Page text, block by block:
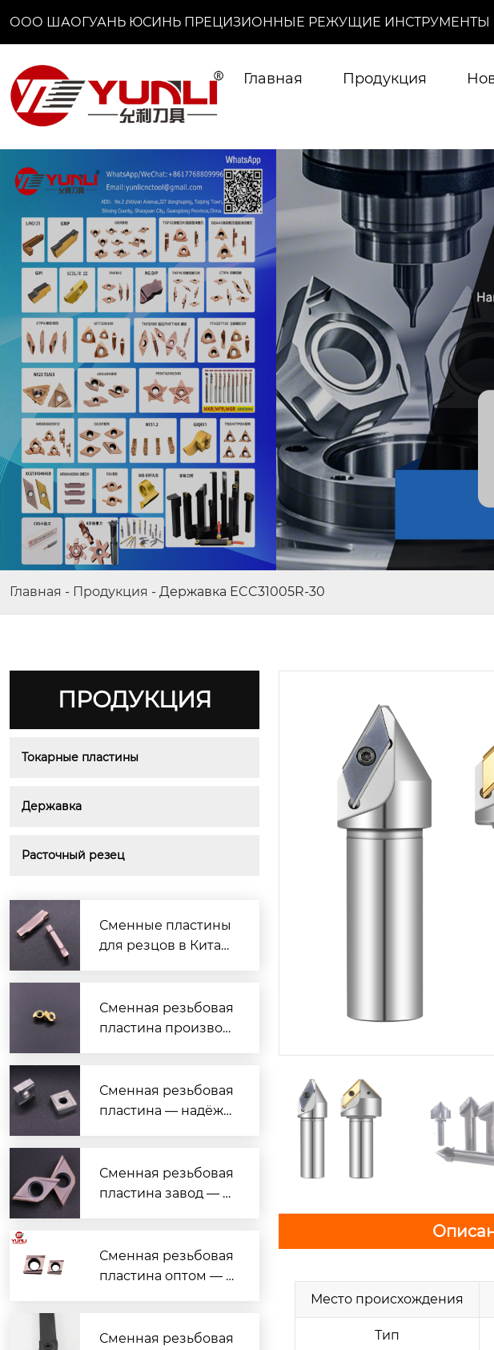
ООО ШАОГУАНЬ ЮСИНЬ ПРЕЦИЗИОННЫЕ РЕЖУЩИЕ ИНСТРУМЕНТЫ
Главная Продукция
Главная - Продукция - Державка ECC31005R-30
ПРОДУКЦИЯ
Токарные пластины
Державка
Расточный резец
Сменные пластины
для резцов в Китае
Сменная резьбовая
пластина производ
ной обработки
Сменная резьбовая
пластина — надёжн
Сменная резьбовая
пластина завод — н
отки
Сменная резьбовая
пластина оптом — в
Сменная резьбовая
Место происхождения
Тип